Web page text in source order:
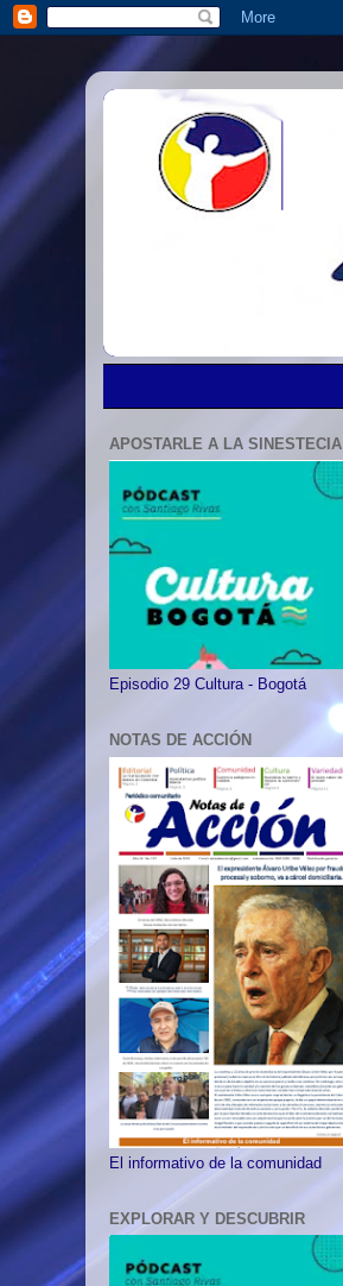
APOSTARLE A LA SINESTECIA
Episodio 29 Cultura - Bogotá
NOTAS DE ACCIÓN
El informativo de la comunidad
EXPLORAR Y DESCUBRIR